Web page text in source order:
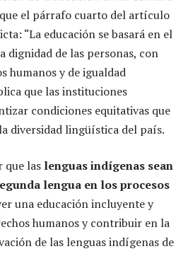
el párrafo cuarto del artículo
“La educación se basará en el
dignidad de las personas, con
humanos y de igualdad
que las instituciones
condiciones equitativas que
diversidad lingüística del país.
que las lenguas indígenas sean
lengua en los procesos
una educación incluyente y
humanos y contribuir en la
de las lenguas indígenas de